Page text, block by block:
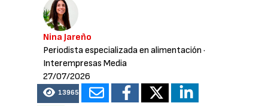
Nina Jareño
Periodista especializada en alimentación ·
Interempresas Media
27/07/2026
13965